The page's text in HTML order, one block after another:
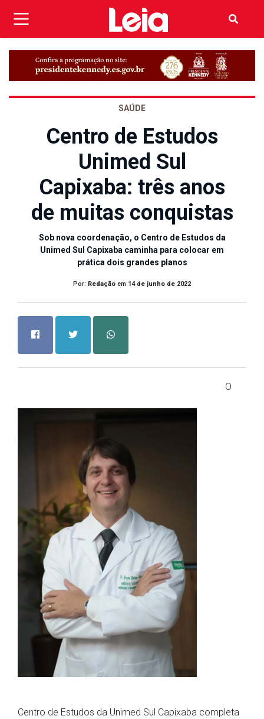
SAÚDE
Centro de Estudos
Unimed Sul
Capixaba: três anos
de muitas conquistas
Sob nova coordenação, o Centro de Estudos da
Unimed Sul Capixaba caminha para colocar em
prática dois grandes planos
Por: Redação em 14 de junho de 2022
O
Centro de Estudos da Unimed Sul Capixaba completa